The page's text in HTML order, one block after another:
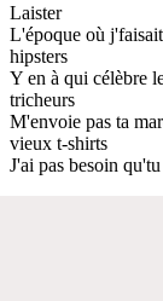
Laister
L'époque où
hipsters
Y en à qui célèbre
tricheurs
M'envoie pas ta
vieux t-shirts
J'ai pas besoin